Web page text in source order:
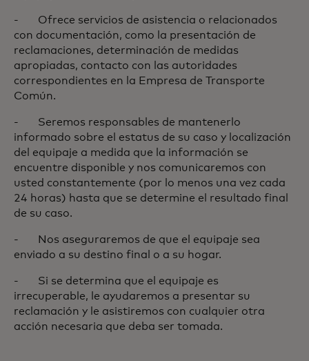
- Ofrece servicios de asistencia o relacionados
con documentación, como la presentación de
reclamaciones, determinación de medidas
apropiadas, contacto con las autoridades
correspondientes en la Empresa de Transporte
Común.
- Seremos responsables de mantenerlo
informado sobre el estatus de su caso y localización
del equipaje a medida que la información se
encuentre disponible y nos comunicaremos con
usted constantemente (por lo menos una vez cada
24 horas) hasta que se determine el resultado final
de su caso.
- Nos aseguraremos de que el equipaje sea
enviado a su destino final o a su hogar.
- Si se determina que el equipaje es
irrecuperable, le ayudaremos a presentar su
reclamación y le asistiremos con cualquier otra
acción necesaria que deba ser tomada.